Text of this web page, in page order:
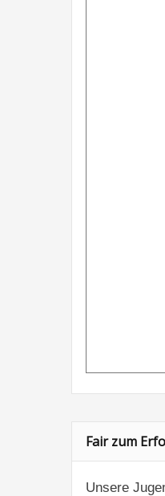
Fair zum
Unsere